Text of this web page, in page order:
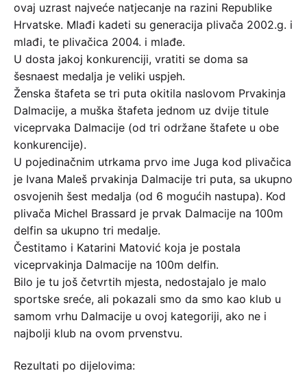
ovaj uzrast najveće natjecanje na razini Republike
Hrvatske. Mlađi kadeti su generacija plivača 2002.g. i
mlađi, te plivačica 2004. i mlađe.
U dosta jakoj konkurenciji, vratiti se doma sa
šesnaest medalja je veliki uspjeh.
Ženska štafeta se tri puta okitila naslovom Prvakinja
Dalmacije, a muška štafeta jednom uz dvije titule
viceprvaka Dalmacije (od tri održane štafete u obe
konkurencije).
U pojedinačnim utrkama prvo ime Juga kod plivačica
je Ivana Maleš prvakinja Dalmacije tri puta, sa ukupno
osvojenih šest medalja (od 6 mogućih nastupa). Kod
plivača Michel Brassard je prvak Dalmacije na 100m
delfin sa ukupno tri medalje.
Čestitamo i Katarini Matović koja je postala
viceprvakinja Dalmacije na 100m delfin.
Bilo je tu još četvrtih mjesta, nedostajalo je malo
sportske sreće, ali pokazali smo da smo kao klub u
samom vrhu Dalmacije u ovoj kategoriji, ako ne i
najbolji klub na ovom prvenstvu.
Rezultati po dijelovima: